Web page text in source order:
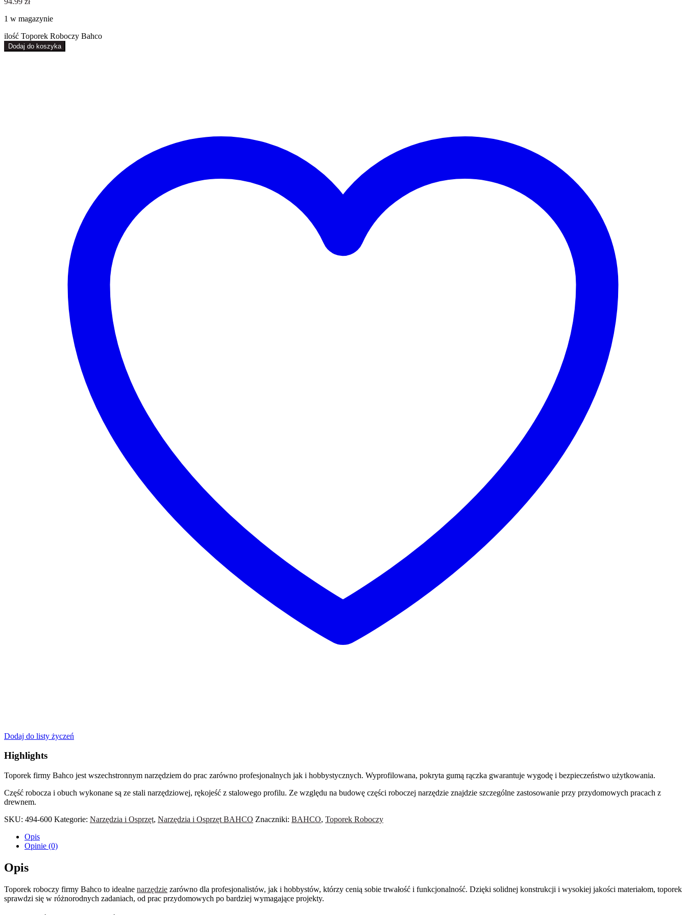
1 w magazynie
ilość Toporek Roboczy Bahco
Dodaj do koszyka
Dodaj do listy życzeń
Highlights
Toporek firmy Bahco jest wszechstronnym narzędziem do prac zarówno profesjonalnych jak i hobbystycznych. Wyprofilowana, pokryta gumą rączka gwarantuje wygodę i bezpieczeństwo użytkowania.
Część robocza i obuch wykonane są ze stali narzędziowej, rękojeść z stalowego profilu. Ze względu na budowę części roboczej narzędzie znajdzie szczególne zastosowanie przy przydomowych pracach z
drewnem.
SKU: 494-600 Kategorie: Narzędzia i Osprzęt, Narzędzia i Osprzęt BAHCO Znaczniki: BAHCO, Toporek Roboczy
Opis
Opinie (0)
Opis
Toporek roboczy firmy Bahco to idealne narzędzie zarówno dla profesjonalistów, jak i hobbystów, którzy cenią sobie trwałość i funkcjonalność. Dzięki solidnej konstrukcji i wysokiej jakości materiałom, toporek
sprawdzi się w różnorodnych zadaniach, od prac przydomowych po bardziej wymagające projekty.